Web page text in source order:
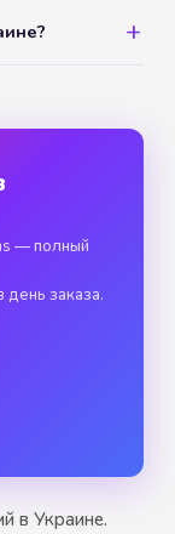
— полный
заказа.
в Украине.